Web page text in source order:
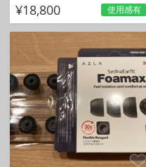
¥18,800 使用感有